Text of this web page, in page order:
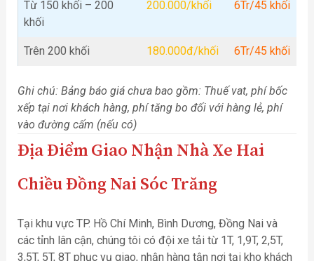
Từ 150 khối – 200
khối
200.000/khối 6Tr/45 khối
Trên 200 khối 180.000đ/khối 6Tr/45 khối
Ghi chú: Bảng báo giá chưa bao gồm: Thuế vat, phí bốc
xếp tại nơi khách hàng, phí tăng bo đối với hàng lẻ, phí
vào đường cấm (nếu có)
Địa Điểm Giao Nhận Nhà Xe Hai
Chiều Đồng Nai Sóc Trăng
Tại khu vực TP. Hồ Chí Minh, Bình Dương, Đồng Nai và
các tỉnh lân cận, chúng tôi có đội xe tải từ 1T, 1,9T, 2,5T,
3,5T, 5T, 8T phục vụ giao, nhận hàng tận nơi tại kho khách